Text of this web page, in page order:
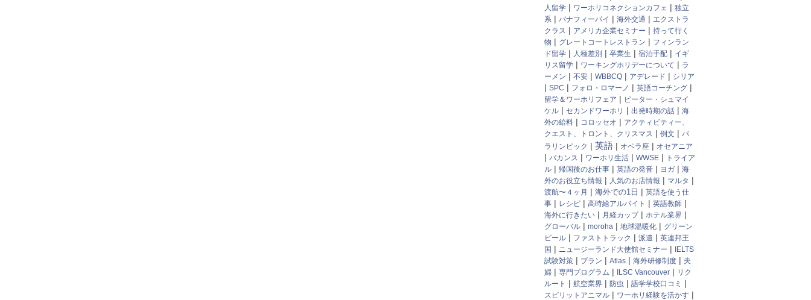
人留学 | ワーホリコネクションカフェ | 独立
系 | バナフィーパイ | 海外交通 | エクストラ
クラス | アメリカ企業セミナー | 持って行く
物 | グレートコートレストラン | フィンラン
ド留学 | 人種差別 | 卒業生 | 宿泊手配 | イギ
リス留学 | ワーキングホリデーについて | ラ
ーメン | 不安 | WBBCQ | アデレード | シリア
| SPC | フォロ・ロマーノ | 英語コーチング |
留学＆ワーホリフェア | ピーター・シュマイ
ケル | セカンドワーホリ | 出発時期の話 | 海
外の給料 | コロッセオ | アクティビティー、
クエスト、トロント、クリスマス | 例文 | パ
ラリンピック | 英語 | オペラ座 | オセアニア
| バカンス | ワーホリ生活 | WWSE |
トライア
ル | 帰国後のお仕事 | 英語の発音 | ヨガ | 海
外のお役立ち情報 | 人気のお店情報 | マルタ |
渡航〜４ヶ月 | 海外での1日 | 英語を使う仕
事 | レシピ | 高時給アルバイト | 英語教師 |
海外に行きたい | 月経カップ| ホテル業界 |
グローバル | moroha | 地球温暖化 | グリーン
ビール | ファストトラック | 派遣 | 英連邦王
国 | ニュージーランド大使館セミナー |
IELTS
試験対策 | プラン | Atlas | 海外研修制度 | 夫
婦 | 専門プログラム | ILSC Vancouver | リク
ルート | 航空業界 | 防虫 | 語学学校口コミ |
スピリットアニマル | ワーホリ経験を活かす |